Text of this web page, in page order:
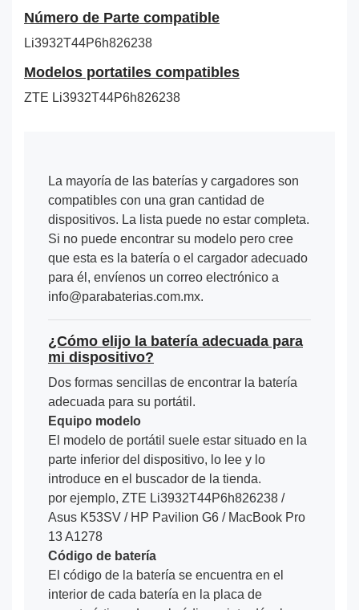
Número de Parte compatible
Li3932T44P6h826238
Modelos portatiles compatibles
ZTE Li3932T44P6h826238
La mayoría de las baterías y cargadores son
compatibles con una gran cantidad de
dispositivos. La lista puede no estar completa.
Si no puede encontrar su modelo pero cree
que esta es la batería o el cargador adecuado
para él, envíenos un correo electrónico a
info@parabaterias.com.mx.
¿Cómo elijo la batería adecuada para
mi dispositivo?
Dos formas sencillas de encontrar la batería
adecuada para su portátil.
Equipo modelo
El modelo de portátil suele estar situado en la
parte inferior del dispositivo, lo lee y lo
introduce en el buscador de la tienda.
por ejemplo, ZTE Li3932T44P6h826238 /
Asus K53SV / HP Pavilion G6 / MacBook Pro
13 A1278
Código de batería
El código de la batería se encuentra en el
interior de cada batería en la placa de